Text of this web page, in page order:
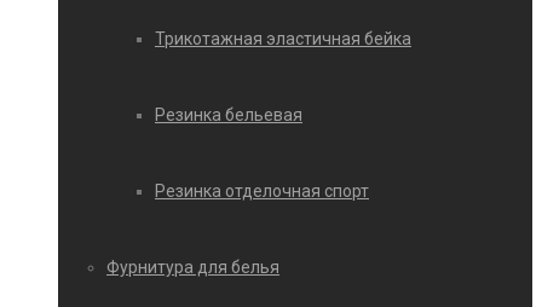
Трикотажная эластичная бейка
Резинка бельевая
Резинка отделочная спорт
Фурнитура для белья